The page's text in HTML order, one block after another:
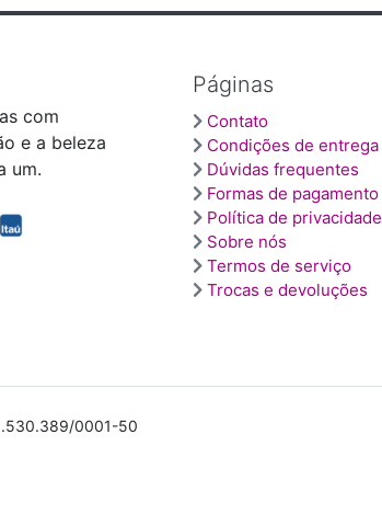
Páginas
Contato
Condições de entrega
Dúvidas frequentes
Formas de pagamento
Política de privacidade
Sobre nós
Termos de serviço
Trocas e devoluções
com
e a beleza
um.
0001-50